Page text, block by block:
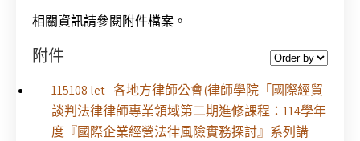
相關資訊請參閱附件檔案。
附件
115108 let--各地方律師公會(律師學院「國際經貿
談判法律律師專業領域第二期進修課程：114學年
度『國際企業經營法律風險實務探討』系列講